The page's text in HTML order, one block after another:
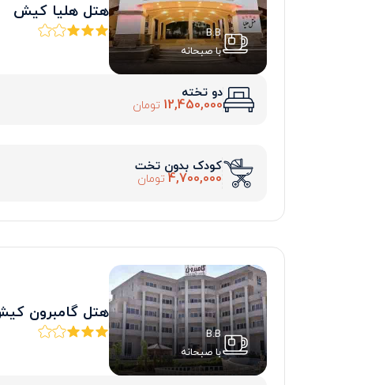
B.B
با صبحانه
هتل هلیا کیش
دو تخته
12,450,000 تومان
کودک بدون تخت
4,700,000 تومان
B.B
با صبحانه
هتل گامبرون